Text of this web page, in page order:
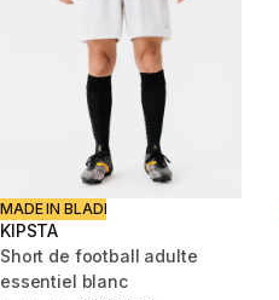
MADE IN BLADI
KIPSTA
Short de football adulte
essentiel blanc